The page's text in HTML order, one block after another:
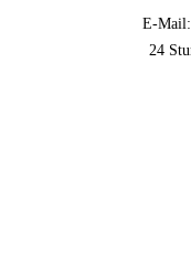
E-Mail:
24